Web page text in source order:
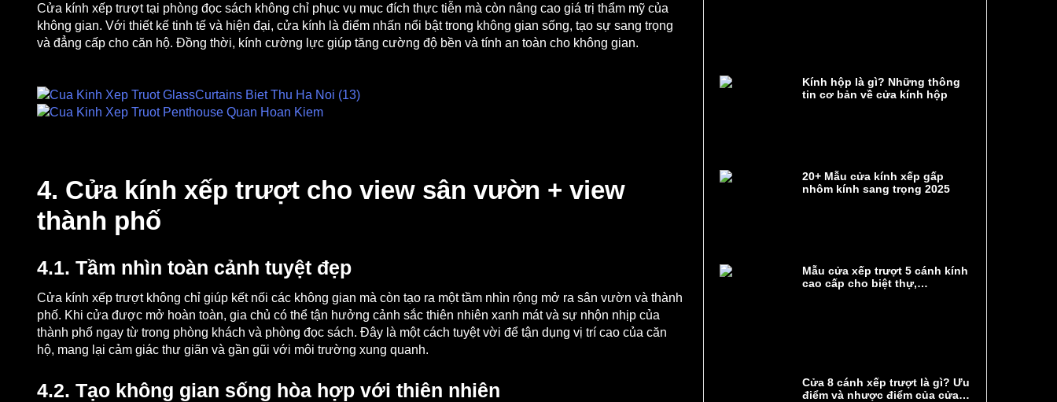
Cửa kính xếp trượt tại phòng đọc sách không chỉ phục vụ mục đích thực tiễn mà còn nâng cao giá trị thẩm mỹ của
không gian. Với thiết kế tinh tế và hiện đại, cửa kính là điểm nhấn nổi bật trong không gian sống, tạo sự sang trọng
và đẳng cấp cho căn hộ. Đồng thời, kính cường lực giúp tăng cường độ bền và tính an toàn cho không gian.
4. Cửa kính xếp trượt cho view sân vườn + view
thành phố
4.1. Tầm nhìn toàn cảnh tuyệt đẹp
Cửa kính xếp trượt không chỉ giúp kết nối các không gian mà còn tạo ra một tầm nhìn rộng mở ra sân vườn và thành
phố. Khi cửa được mở hoàn toàn, gia chủ có thể tận hưởng cảnh sắc thiên nhiên xanh mát và sự nhộn nhịp của
thành phố ngay từ trong phòng khách và phòng đọc sách. Đây là một cách tuyệt vời để tận dụng vị trí cao của căn
hộ, mang lại cảm giác thư giãn và gần gũi với môi trường xung quanh.
4.2. Tạo không gian sống hòa hợp với thiên nhiên
Kính hộp là gì? Những thông
tin cơ bản về cửa kính hộp
20+ Mẫu cửa kính xếp gấp
nhôm kính sang trọng 2025
Mẫu cửa xếp trượt 5 cánh kính
cao cấp cho biệt thự,
Cửa 8 cánh xếp trượt là gì? Ưu
điểm và nhược điểm của cửa 8